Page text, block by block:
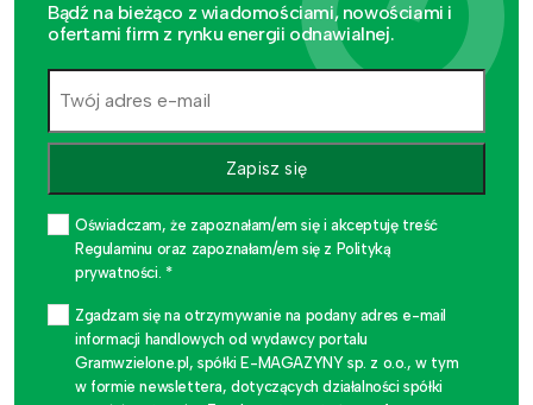
Bądź na bieżąco z wiadomościami, nowościami i
ofertami firm z rynku energii odnawialnej.
Zapisz się
Oświadczam, że zapoznałam/em się i akceptuję treść
Regulaminu oraz zapoznałam/em się z Polityką
prywatności. *
Zgadzam się na otrzymywanie na podany adres e-mail
informacji handlowych od wydawcy portalu
Gramwzielone.pl, spółki E-MAGAZYNY sp. z o.o., w tym
w formie newslettera, dotyczących działalności spółki